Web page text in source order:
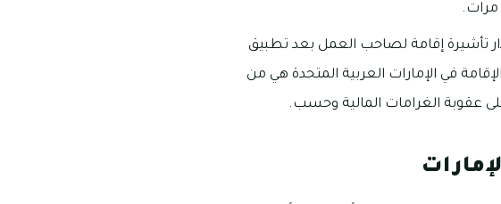
مرات.
تأشيرة إقامة لصاحب العمل بعد تطبيق
في الإمارات العربية المتحدة هي من
عقوبة الغرامات المالية وحسب.